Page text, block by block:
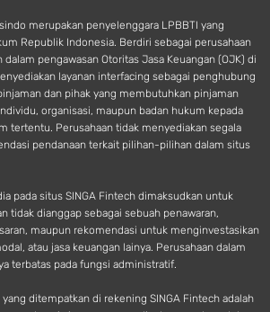
merupakan penyelenggara LPBBTI yang
Republik Indonesia. Berdiri sebagai perusahaan
pengawasan Otoritas Jasa Keuangan (OJK) di
layanan interfacing sebagai penghubung
dan pihak yang membutuhkan pinjaman
organisasi, maupun badan hukum kepada
tertentu. Perusahaan tidak menyediakan segala
pendanaan terkait pilihan-pilihan dalam situs
pada situs SINGA Fintech dimaksudkan untuk
tidak dianggap sebagai sebuah penawaran,
maupun rekomendasi untuk menginvestasikan
atau jasa keuangan lainya. Perusahaan dalam
terbatas pada fungsi administratif.
ditempatkan di rekening SINGA Fintech adalah